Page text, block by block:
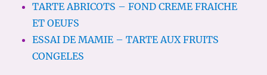
TARTE ABRICOTS – FOND CREME FRAICHE
ET OEUFS
ESSAI DE MAMIE – TARTE AUX FRUITS
CONGELES